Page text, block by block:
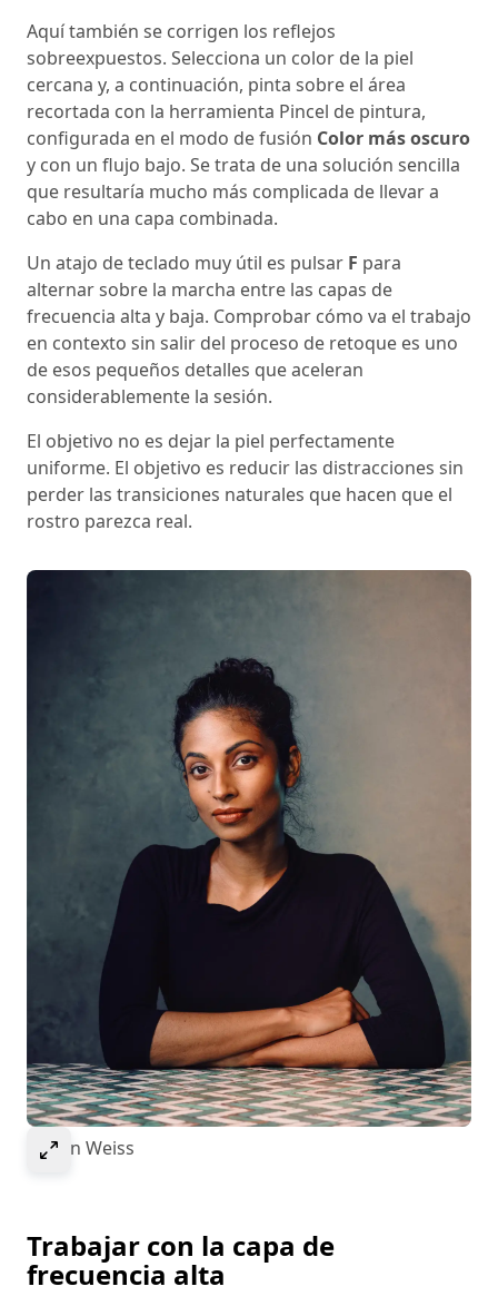
Aquí también se corrigen los reflejos
sobreexpuestos. Selecciona un color de la piel
cercana y, a continuación, pinta sobre el área
recortada con la herramienta Pincel de pintura,
configurada en el modo de fusión Color más oscuro
y con un flujo bajo. Se trata de una solución sencilla
que resultaría mucho más complicada de llevar a
cabo en una capa combinada.
Un atajo de teclado muy útil es pulsar F para
alternar sobre la marcha entre las capas de
frecuencia alta y baja. Comprobar cómo va el trabajo
en contexto sin salir del proceso de retoque es uno
de esos pequeños detalles que aceleran
considerablemente la sesión.
El objetivo no es dejar la piel perfectamente
uniforme. El objetivo es reducir las distracciones sin
perder las transiciones naturales que hacen que el
rostro parezca real.
Select to expand image
© Ivan Weiss
Trabajar con la capa de
frecuencia alta